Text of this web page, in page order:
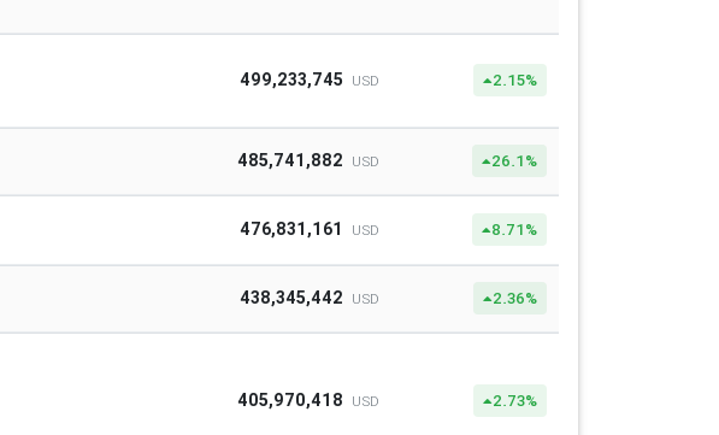
499,233,745 USD 2.15%
485,741,882 USD 26.1%
476,831,161 USD 8.71%
438,345,442 USD 2.36%
405,970,418 USD 2.73%